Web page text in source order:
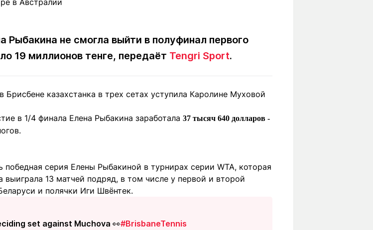
Вакансии Реклама Пресс-центр Светлая тема
Рыбакина не смогла выйти в полуфинал первого
19 миллионов тенге, передаёт Tengri Sport.
казахстанка в трех сетах уступила Каролине Муховой
в 1/4 финала Елена Рыбакина заработала 37 тысяч 640 долларов -
серия Елены Рыбакиной в турнирах серии WTA, которая
выиграла 13 матчей подряд, в том числе у первой и второй
и полячки Иги Швёнтек.
set against Muchova 👀#BrisbaneTennis